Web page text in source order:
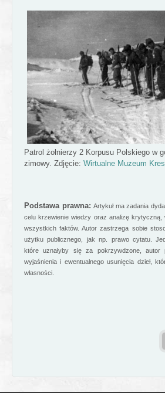
Patrol żołnierzy 2 Korpusu Polskiego w
zimowy. Zdjęcie: Wirtualne Muzeum
Podstawa prawna: Artykuł ma zadania
celu krzewienie wiedzy oraz analizę krytyczną,
wszystkich faktów. Autor zastrzega sobie
użytku publicznego, jak np. prawo cytatu.
które uznałyby się za pokrzywdzone,
wyjaśnienia i ewentualnego usunięcia dzieł,
własności.